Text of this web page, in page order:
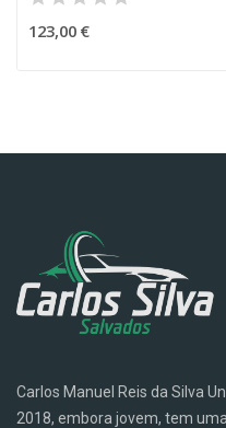
123,00 €
Carlos Manuel Reis da Silva
2018, embora jovem, tem